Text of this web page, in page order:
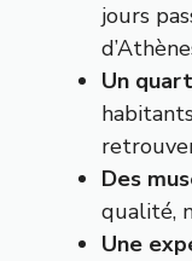
jours
Un
Des
qualité,
Une